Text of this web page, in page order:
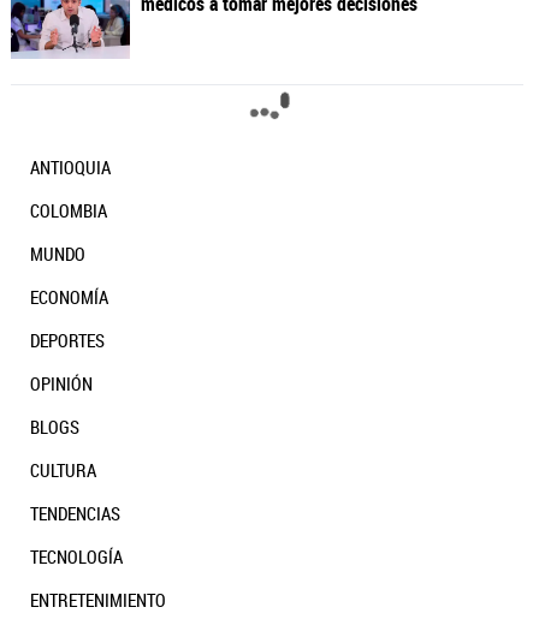
ANTIOQUIA
COLOMBIA
MUNDO
ECONOMÍA
DEPORTES
OPINIÓN
BLOGS
CULTURA
TENDENCIAS
TECNOLOGÍA
ENTRETENIMIENTO